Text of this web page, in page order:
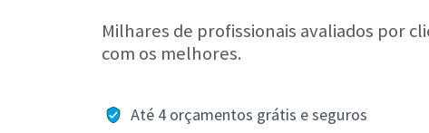
Milhares de profissionais avaliados por
com os melhores.
Até 4 orçamentos grátis e seguros